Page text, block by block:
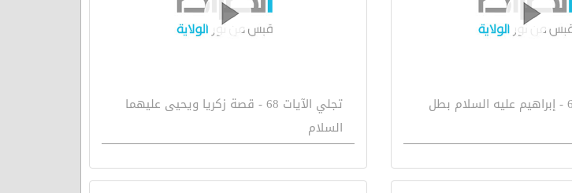
تجلي الآيات 69 - إبراهيم عليه السلام بطل
تجلي الآيات 68 - قصة زكريا ويحيى عليهما
السلام